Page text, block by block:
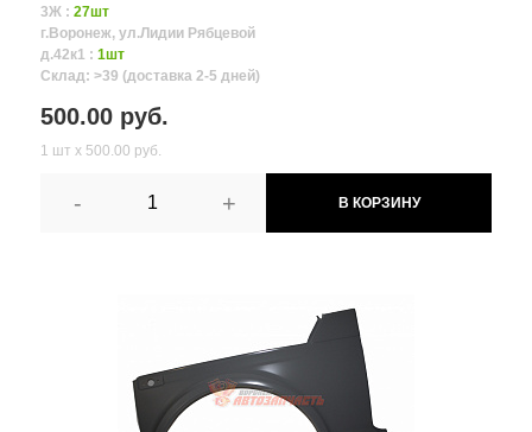
3Ж : 27шт
г.Воронеж, ул.Лидии Рябцевой
д.42к1 : 1шт
Склад: >39 (доставка 2-5 дней)
500.00 руб.
1 шт х 500.00 руб.
- + В КОРЗИНУ